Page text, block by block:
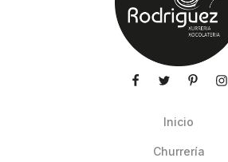
Inicio
Churrería